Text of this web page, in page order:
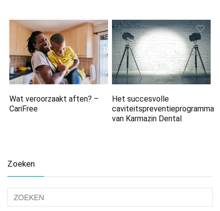
Wat veroorzaakt aften? –
CariFree
Het succesvolle
caviteitspreventieprogramma
van Karmazin Dental
Zoeken